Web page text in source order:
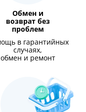
Обмен и
возврат без
проблем
в гарантийных
случаях,
обмен и ремонт